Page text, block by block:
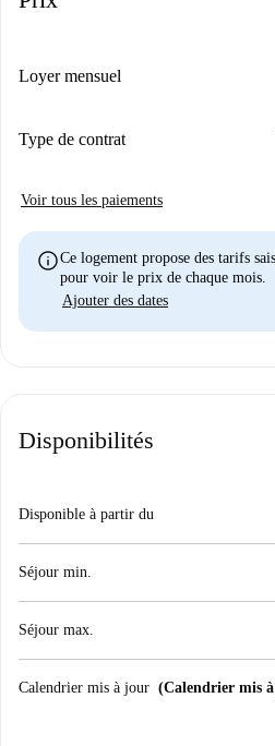
Loyer mensuel
Type de contrat
Voir tous les paiements
infoCe logement propose des tarifs
pour voir le prix de chaque mois.
Ajouter des dates
Disponibilités
Disponible à partir du
Séjour min.
Séjour max.
Calendrier mis à jour (Calendrier mis